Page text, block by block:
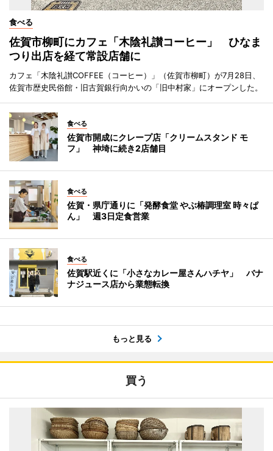
食べる
佐賀市柳町にカフェ「木陰礼讃コーヒー」 ひなま
つり出店を経て常設店舗に
カフェ「木陰礼讃COFFEE（コーヒー）」（佐賀市柳町）が7月28日、
佐賀市歴史民俗館・旧古賀銀行向かいの「旧中村家」にオープンした。
食べる
佐賀市開成にクレープ店「クリームスタンド モ
フ」 神埼に続き2店舗目
食べる
佐賀・県庁通りに「発酵食堂 やぶ椿調理室 時々ぱ
ん」 週3日定食営業
食べる
佐賀駅近くに「小さなカレー屋さんハチヤ」 バナ
ナジュース店から業態転換
もっと見る
買う